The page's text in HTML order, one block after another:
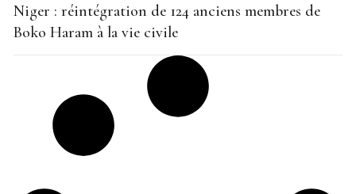
Niger : réintégration de 124 anciens membres de
Boko Haram à la vie civile